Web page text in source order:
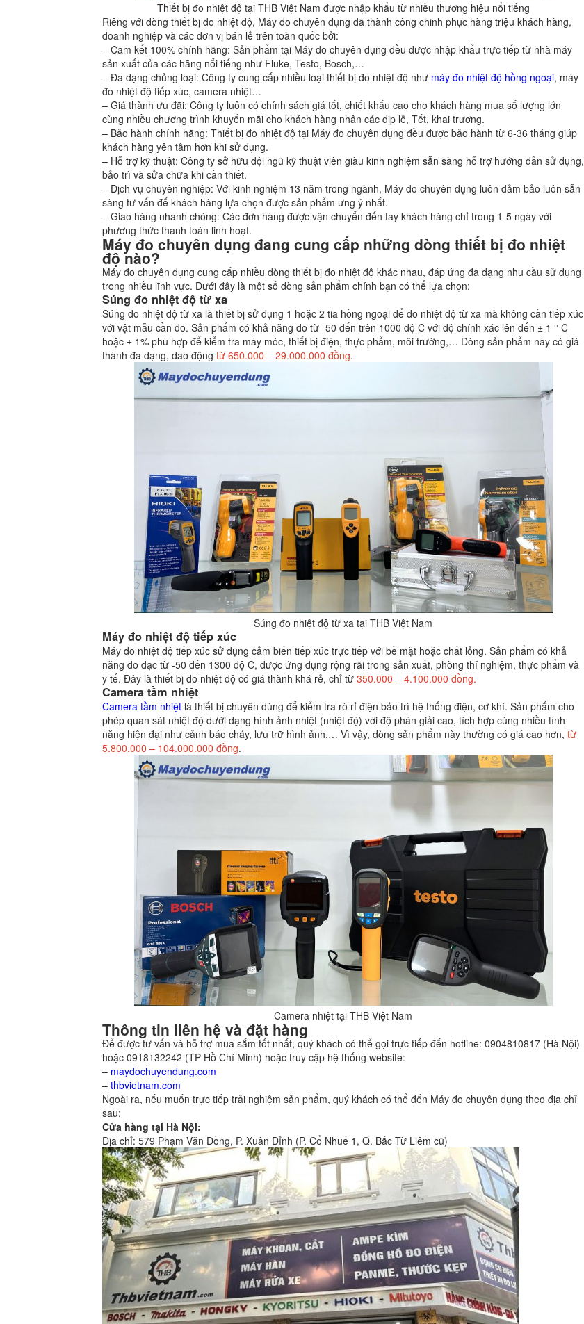
Thiết bị đo nhiệt độ tại THB Việt Nam được nhập khẩu từ nhiều thương hiệu nổi tiếng
Riêng với dòng thiết bị đo nhiệt độ, Máy đo chuyên dụng đã thành công chinh phục hàng triệu khách hàng,
doanh nghiệp và các đơn vị bán lẻ trên toàn quốc bởi:
– Cam kết 100% chính hãng: Sản phẩm tại Máy đo chuyên dụng đều được nhập khẩu trực tiếp từ nhà máy
sản xuất của các hãng nổi tiếng như Fluke, Testo, Bosch,…
– Đa dạng chủng loại: Công ty cung cấp nhiều loại thiết bị đo nhiệt độ như máy đo nhiệt độ hồng ngoại, máy
đo nhiệt độ tiếp xúc, camera nhiệt…
– Giá thành ưu đãi: Công ty luôn có chính sách giá tốt, chiết khấu cao cho khách hàng mua số lượng lớn
cùng nhiều chương trình khuyến mãi cho khách hàng nhân các dịp lễ, Tết, khai trương.
– Bảo hành chính hãng: Thiết bị đo nhiệt độ tại Máy đo chuyên dụng đều được bảo hành từ 6-36 tháng giúp
khách hàng yên tâm hơn khi sử dụng.
– Hỗ trợ kỹ thuật: Công ty sở hữu đội ngũ kỹ thuật viên giàu kinh nghiệm sẵn sàng hỗ trợ hướng dẫn sử dụng,
bảo trì và sửa chữa khi cần thiết.
– Dịch vụ chuyên nghiệp: Với kinh nghiệm 13 năm trong ngành, Máy đo chuyên dụng luôn đảm bảo luôn sẵn
sàng tư vấn để khách hàng lựa chọn được sản phẩm ưng ý nhất.
– Giao hàng nhanh chóng: Các đơn hàng được vận chuyển đến tay khách hàng chỉ trong 1-5 ngày với
phương thức thanh toán linh hoạt.
Máy đo chuyên dụng đang cung cấp những dòng thiết bị đo nhiệt
độ nào?
Máy đo chuyên dụng cung cấp nhiều dòng thiết bị đo nhiệt độ khác nhau, đáp ứng đa dạng nhu cầu sử dụng
trong nhiều lĩnh vực. Dưới đây là một số dòng sản phẩm chính bạn có thể lựa chọn:
Súng đo nhiệt độ từ xa
Súng đo nhiệt độ từ xa là thiết bị sử dụng 1 hoặc 2 tia hồng ngoại để đo nhiệt độ từ xa mà không cần tiếp xúc
với vật mẫu cần đo. Sản phẩm có khả năng đo từ -50 đến trên 1000 độ C với độ chính xác lên đến ± 1 ° C
hoặc ± 1% phù hợp để kiểm tra máy móc, thiết bị điện, thực phẩm, môi trường,… Dòng sản phẩm này có giá
thành đa dạng, dao động từ 650.000 – 29.000.000 đồng.
Súng đo nhiệt độ từ xa tại THB Việt Nam
Máy đo nhiệt độ tiếp xúc
Máy đo nhiệt độ tiếp xúc sử dụng cảm biến tiếp xúc trực tiếp với bề mặt hoặc chất lỏng. Sản phẩm có khả
năng đo đạc từ -50 đến 1300 độ C, được ứng dụng rộng rãi trong sản xuất, phòng thí nghiệm, thực phẩm và
y tế. Đây là thiết bị đo nhiệt độ có giá thành khá rẻ, chỉ từ 350.000 – 4.100.000 đồng.
Camera tầm nhiệt
Camera tầm nhiệt là thiết bị chuyên dùng để kiểm tra rò rỉ điện bảo trì hệ thống điện, cơ khí. Sản phẩm cho
phép quan sát nhiệt độ dưới dạng hình ảnh nhiệt (nhiệt độ) với độ phân giải cao, tích hợp cùng nhiều tính
năng hiện đại như cảnh báo cháy, lưu trữ hình ảnh,… Vì vậy, dòng sản phẩm này thường có giá cao hơn, từ
5.800.000 – 104.000.000 đồng.
Camera nhiệt tại THB Việt Nam
Thông tin liên hệ và đặt hàng
Để được tư vấn và hỗ trợ mua sắm tốt nhất, quý khách có thể gọi trực tiếp đến hotline: 0904810817 (Hà Nội)
hoặc 0918132242 (TP Hồ Chí Minh) hoặc truy cập hệ thống website:
– maydochuyendung.com
– thbvietnam.com
Ngoài ra, nếu muốn trực tiếp trải nghiệm sản phẩm, quý khách có thể đến Máy đo chuyên dụng theo địa chỉ
sau:
Cửa hàng tại Hà Nội:
Địa chỉ: 579 Phạm Văn Đồng, P. Xuân Đỉnh (P. Cổ Nhuế 1, Q. Bắc Từ Liêm cũ)